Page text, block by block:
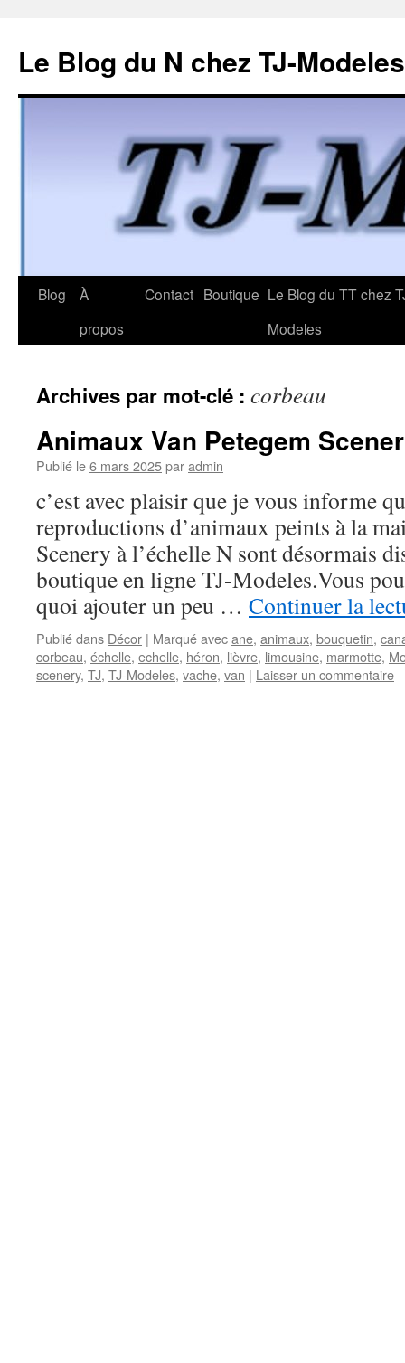
Le Blog du N chez TJ-Modeles
Aller
Blog
À
propos
Contact Boutique Le Blog du TT chez
Modeles
Archives par mot-clé : corbeau
Animaux Van Petegem
Publié le6 mars 2025paradmin
c’est avec plaisir que je vous informe
reproductions d’animaux peints à la
Scenery à l’échelle N sont désormais
boutique en ligne TJ-Modeles.Vous
quoi ajouter un peu … Continuer la
Publié dans Décor | Marqué avecane, animaux, bouquetin,
corbeau, échelle, echelle, héron, lièvre, limousine, marmotte,
scenery, TJ, TJ-Modeles, vache, van | Laisser un commentaire